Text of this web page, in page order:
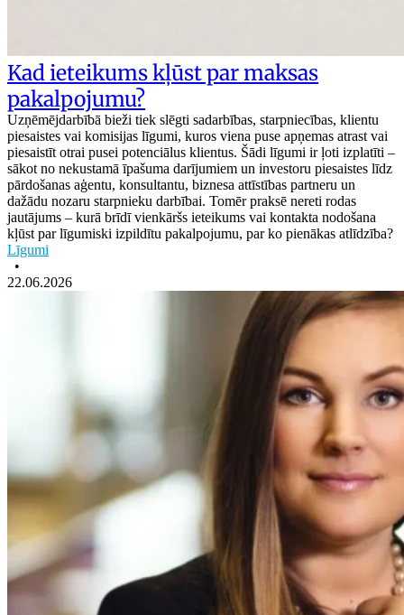
Kad ieteikums kļūst par maksas
pakalpojumu?
Uzņēmējdarbībā bieži tiek slēgti sadarbības, starpniecības, klientu
piesaistes vai komisijas līgumi, kuros viena puse apņemas atrast vai
piesaistīt otrai pusei potenciālus klientus. Šādi līgumi ir ļoti izplatīti –
sākot no nekustamā īpašuma darījumiem un investoru piesaistes līdz
pārdošanas aģentu, konsultantu, biznesa attīstības partneru un
dažādu nozaru starpnieku darbībai. Tomēr praksē nereti rodas
jautājums – kurā brīdī vienkāršs ieteikums vai kontakta nodošana
kļūst par līgumiski izpildītu pakalpojumu, par ko pienākas atlīdzība?
Līgumi
•
22.06.2026